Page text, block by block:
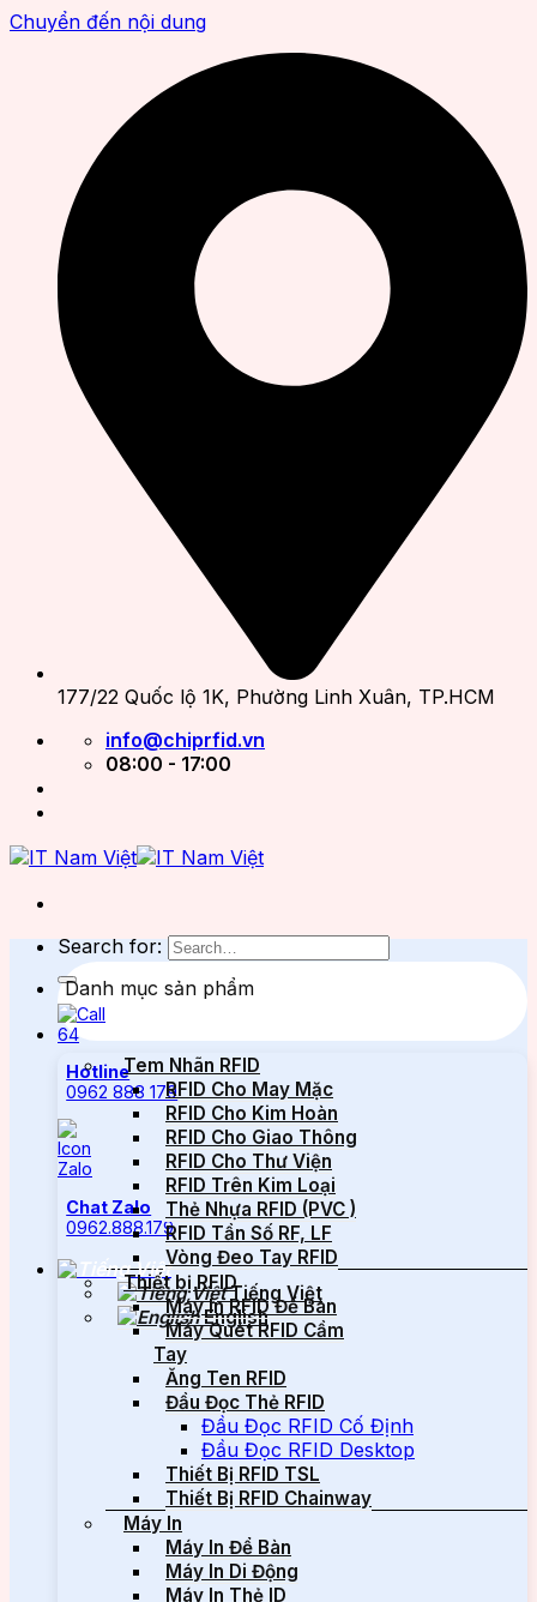
Chuyển đến nội dung
177/22 Quốc lộ 1K, Phường Linh Xuân, TP.HCM
info@chiprfid.vn
08:00 - 17:00
Search for:
Hotline
0962 888 179
Chat Zalo
0962.888.179
Tiếng Việt
English
Danh mục sản phẩm
Tem Nhãn RFID
RFID Cho May Mặc
RFID Cho Kim Hoàn
RFID Cho Giao Thông
RFID Cho Thư Viện
RFID Trên Kim Loại
Thẻ Nhựa RFID (PVC )
RFID Tần Số RF, LF
Vòng Đeo Tay RFID
Thiết bị RFID
Máy In RFID Để Bàn
Máy Quét RFID Cầm
Tay
Ăng Ten RFID
Đầu Đọc Thẻ RFID
Đầu Đọc RFID Cố Định
Đầu Đọc RFID Desktop
Thiết Bị RFID TSL
Thiết Bị RFID Chainway
Máy In
Máy In Để Bàn
Máy In Di Động
Máy In Thẻ ID